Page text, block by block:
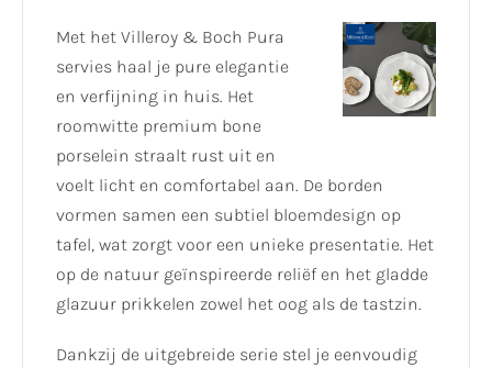
Met het Villeroy & Boch Pura
servies haal je pure elegantie
en verfijning in huis. Het
roomwitte premium bone
porselein straalt rust uit en
voelt licht en comfortabel aan. De borden
vormen samen een subtiel bloemdesign op
tafel, wat zorgt voor een unieke presentatie. Het
op de natuur geïnspireerde reliëf en het gladde
glazuur prikkelen zowel het oog als de tastzin.
Dankzij de uitgebreide serie stel je eenvoudig